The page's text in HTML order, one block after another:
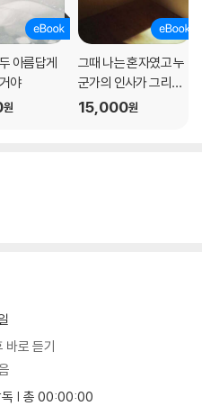
206 / 두려움을 없애는 방법 208 /
/ Love wins 213 / 내가 고르는
않는다 216 / 꾸준히 될 때까지 217
/ 물처럼 부드럽지만 강단 있고 집
229 / Fix you 230 / ESC 탈출 2
시 피어날 꽃 242 / 매일 아름답
아름답게
야
원
그때 나는 혼자였고 누
군가의 인사가 그리웠
으니까
15,000원
바로 듣기
독 | 총 00:00:00